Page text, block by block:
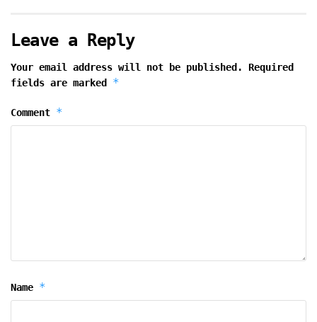
Leave a Reply
Your email address will not be published.
Required
fields are marked *
Comment *
Name *